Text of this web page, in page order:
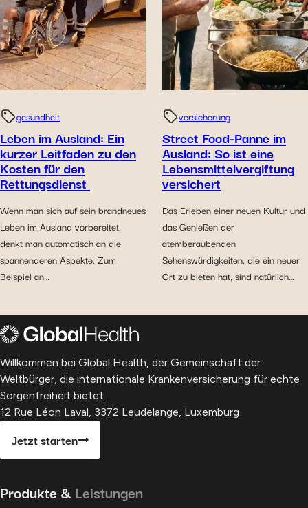
gesundheit
Leben im Ausland: Ein
kurzer Leitfaden zu den
Kosten für den
Rettungsdienst
Wenn man sich auf sein brandneues
Leben im Ausland vorbereitet,
denkt man automatisch an die
spannenderen Aspekte. Zum
Beispiel an…
versicherung
Street Food-Panne im
Ausland: So ist eine
Lebensmittelvergiftung
versichert
Das Erleben einer neuen Kultur und
das Genießen der
atemberaubenden
Sehenswürdigkeiten, die ein neuer
Ort zu bieten hat, sind natürlich…
Willkommen bei Global Health, der Gemeinschaft der
Weltbürger, die internationale Krankenversicherung für echte
Sorgenfreiheit bietet.
12 Rue Léon Laval, 3372 Leudelange, Luxemburg
Jetzt starten
Produkte & Leistungen